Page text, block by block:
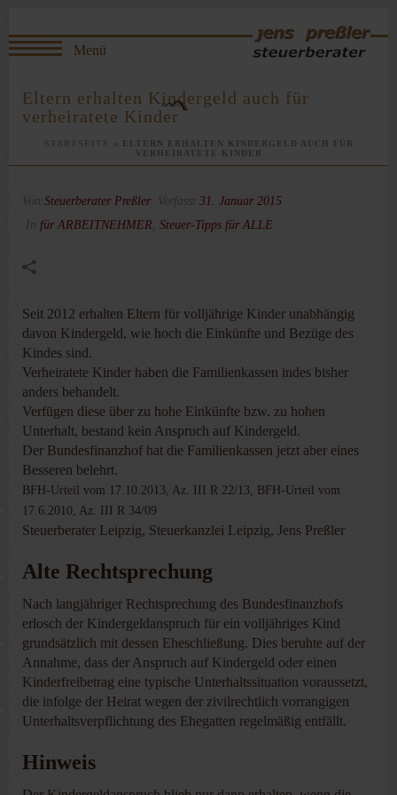
Eltern erhalten Kindergeld auch für
verheiratete Kinder
»
ELTERN ERHALTEN KINDERGELD AUCH FÜR
VERHEIRATETE KINDER
Von Steuerberater Preßler Verfasst 31. Januar 2015
In für ARBEITNEHMER Steuer-Tipps für ALLE
Seit 2012 erhalten Eltern für volljährige Kinder unabhängig
davon Kindergeld, wie hoch die Einkünfte und Bezüge des
Kindes sind.
Verheiratete Kinder haben die Familienkassen indes bisher
anders behandelt.
Verfügen diese über zu hohe Einkünfte bzw. zu hohen
Unterhalt, bestand kein Anspruch auf Kindergeld.
Der Bundesfinanzhof hat die Familienkassen jetzt aber eines
Besseren belehrt.
BFH-Urteil vom 17.10.2013, Az. III R 22/13, BFH-Urteil vom
17.6.2010, Az. III R 34/09
Steuerberater Leipzig, Steuerkanzlei Leipzig, Jens Preßler
Alte Rechtsprechung
Nach langjähriger Rechtsprechung des Bundesfinanzhofs
erlosch der Kindergeldanspruch für ein volljähriges Kind
grundsätzlich mit dessen Eheschließung. Dies beruhte auf der
Annahme, dass der Anspruch auf Kindergeld oder einen
Kinderfreibetrag eine typische Unterhaltssituation voraussetzt,
die infolge der Heirat wegen der zivilrechtlich vorrangigen
Unterhaltsverpflichtung des Ehegatten regelmäßig entfällt.
Hinweis